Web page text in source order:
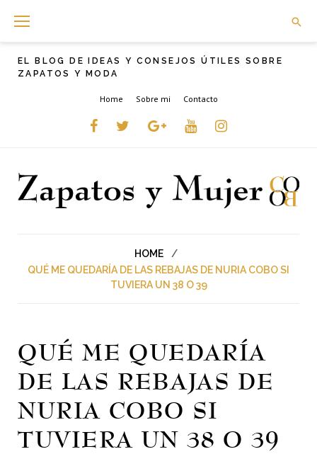
EL BLOG DE IDEAS Y CONSEJOS ÚTILES SOBRE
ZAPATOS Y MODA
Home Sobre mi Contacto
HOME
/
QUÉ ME QUEDARÍA DE LAS REBAJAS DE NURIA COBO SI
TUVIERA UN 38 O 39
QUÉ ME QUEDARÍA
DE LAS REBAJAS DE
NURIA COBO SI
TUVIERA UN 38 O 39